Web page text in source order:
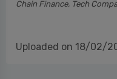
Uploaded on 18/02/